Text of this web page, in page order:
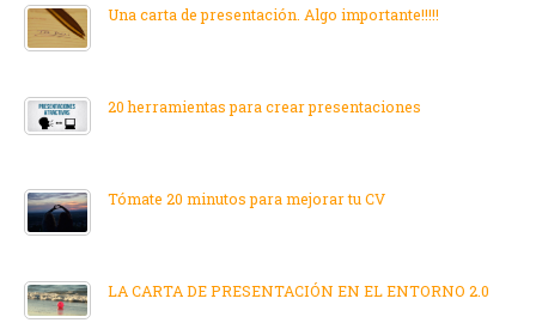
Una carta de presentación. Algo importante!!!!!
20 herramientas para crear presentaciones
Tómate 20 minutos para mejorar tu CV
LA CARTA DE PRESENTACIÓN EN EL ENTORNO 2.0